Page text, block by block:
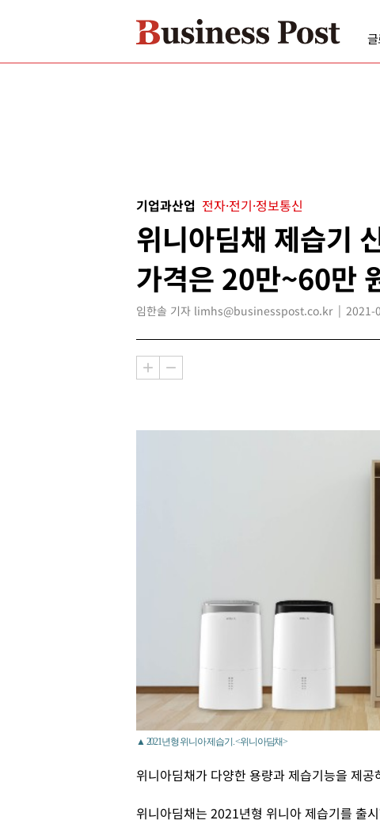
기업과산업 전자·전기·정보통신
위니아딤채 제습기
가격은 20만~60만
임한솔 기자 limhs@businesspost.co.kr 2021-
▲ 2021년형 위니아 제습기. <위니아딤채>
위니아딤채가 다양한 용량과 제습기능을 제
위니아딤채는 2021년형 위니아 제습기를 출